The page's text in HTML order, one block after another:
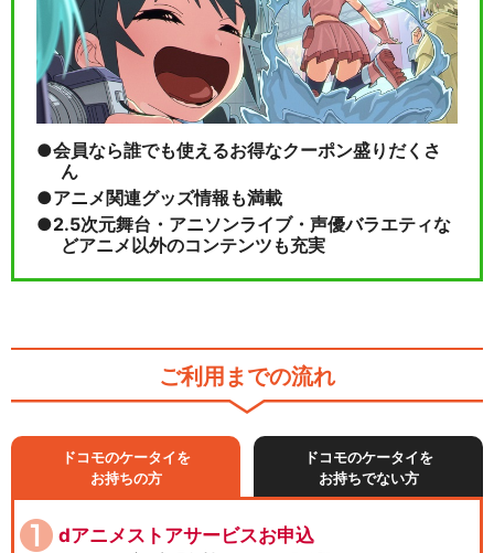
会員なら誰でも使えるお得なクーポン盛りだくさ
ん
アニメ関連グッズ情報も満載
2.5次元舞台・アニソンライブ・声優バラエティな
どアニメ以外のコンテンツも充実
ご利用までの流れ
ドコモのケータイを
お持ちの方
ドコモのケータイを
お持ちでない方
dアニメストアサービスお申込